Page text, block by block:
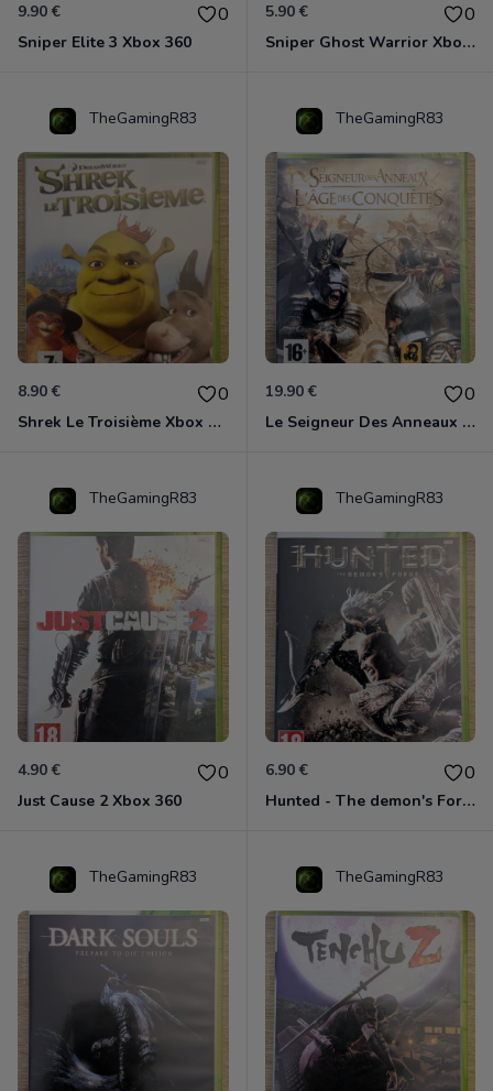
9.90 € 0
Sniper Elite 3 Xbox 360
5.90 € 0
Sniper Ghost Warrior Xbox 360
TheGamingR83
8.90 € 0
Shrek Le Troisième Xbox 360
TheGamingR83
19.90 € 0
Le Seigneur Des Anneaux - L'âge Des Conquêtes Xbox 360
TheGamingR83
4.90 € 0
Just Cause 2 Xbox 360
TheGamingR83
6.90 € 0
Hunted - The demon's Forge Xbox 360 (Complet CIB)
TheGamingR83 TheGamingR83